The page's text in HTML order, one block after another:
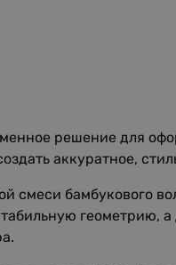
решение для
аккуратное,
смеси бамбукового